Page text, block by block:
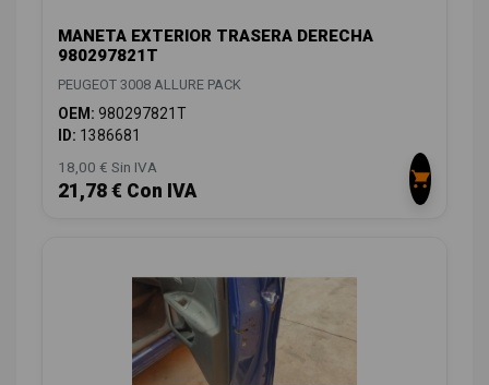
MANETA EXTERIOR TRASERA DERECHA
980297821T
PEUGEOT 3008 ALLURE PACK
OEM: 980297821T
ID: 1386681
18,00 € Sin IVA
21,78 € Con IVA